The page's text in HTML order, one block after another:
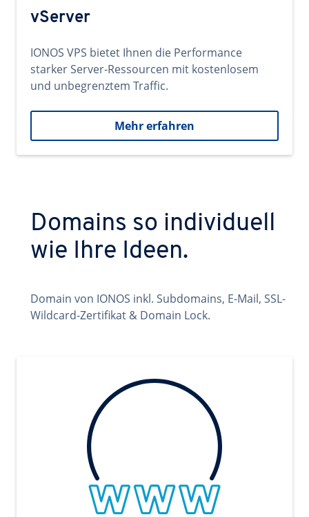
vServer
IONOS VPS bietet Ihnen die Performance
starker Server-Ressourcen mit kostenlosem
und unbegrenztem Traffic.
Mehr erfahren
Domains so individuell
wie Ihre Ideen.
Domain von IONOS inkl. Subdomains, E-Mail, SSL-
Wildcard-Zertifikat & Domain Lock.